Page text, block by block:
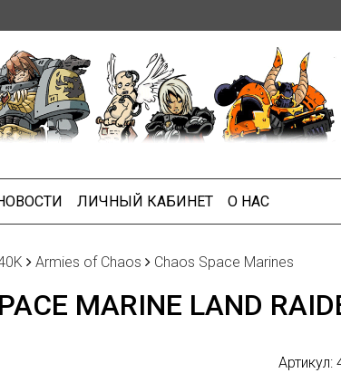
ЛИЧНЫЙ КАБИНЕТ О НАС
Armies of Chaos Chaos Space Marines
MARINE LAND
Артикул: